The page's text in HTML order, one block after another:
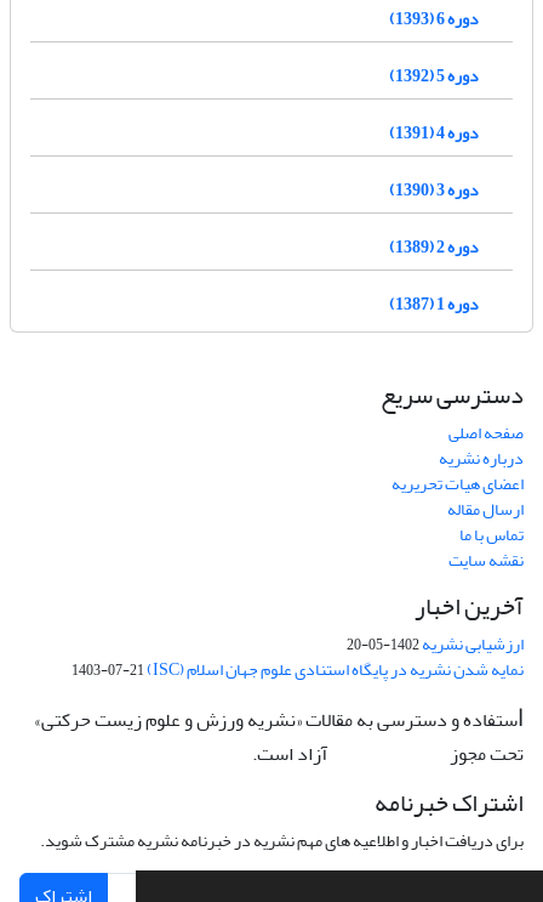
دوره 6 (1393)
دوره 5 (1392)
دوره 4 (1391)
دوره 3 (1390)
دوره 2 (1389)
دوره 1 (1387)
دسترسی سریع
صفحه اصلی
درباره نشریه
اعضای هیات تحریریه
ارسال مقاله
تماس با ما
نقشه سایت
آخرین اخبار
ارزشیابی نشریه1402-05-20
نمایه شدن نشریه در پایگاه استنادی علوم جهان اسلام (ISC) 1403-07-21
استفاده و دسترسی به مقالات «نشریه ورزش و علوم زیست حرکتی»
تحت مجوز
آزاد است.
اشتراک خبرنامه
برای دریافت اخبار و اطلاعیه های مهم نشریه در خبرنامه نشریه مشترک شوید.